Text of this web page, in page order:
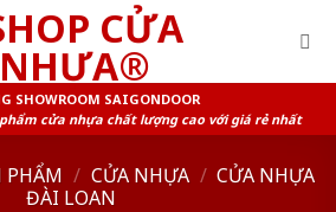
SHOWROOM SAIGONDOOR
cửa nhựa chất lượng cao với giá rẻ nhất
PHẨM / CỬA NHỰA / CỬA NHỰA
ĐÀI LOAN